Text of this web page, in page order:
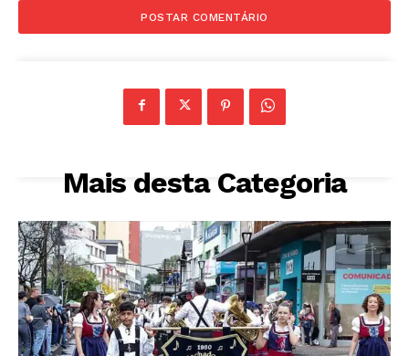
Mais desta Categoria